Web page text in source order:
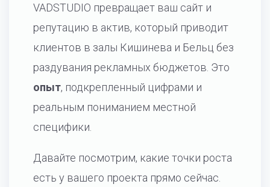
VADSTUDIO превращает ваш сайт и
репутацию в актив, который приводит
клиентов в залы Кишинева и Бельц без
раздувания рекламных бюджетов. Это
опыт, подкрепленный цифрами и
реальным пониманием местной
специфики.
Давайте посмотрим, какие точки роста
есть у вашего проекта прямо сейчас.